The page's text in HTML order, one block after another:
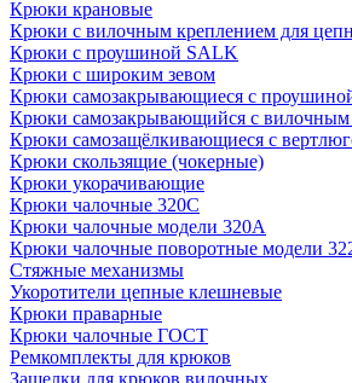
Крюки крановые
Крюки с вилочным креплением для
Крюки с проушиной SALK
Крюки с широким зевом
Крюки самозакрывающиеся с
Крюки самозакрывающийся с вилочным
Крюки самозащёлкивающиеся с
Крюки скользящие (чокерные)
Крюки укорачивающие
Крюки чалочные 320C
Крюки чалочные модели 320А
Крюки чалочные поворотные модели
Стяжные механизмы
Укоротители цепные клешневые
Крюки праварные
Крюки чалочные ГОСТ
Ремкомплекты для крюков
Защелки для крюков вилочных